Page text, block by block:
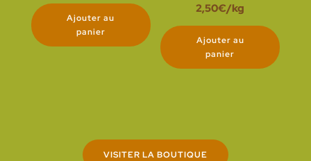
Ajouter au
panier
2,50€/kg
Ajouter au
panier
VISITER LA BOUTIQUE